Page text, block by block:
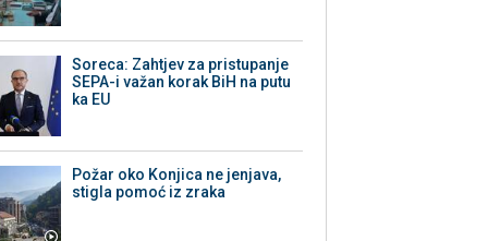
Soreca: Zahtjev za pristupanje
SEPA-i važan korak BiH na putu
ka EU
Požar oko Konjica ne jenjava,
stigla pomoć iz zraka